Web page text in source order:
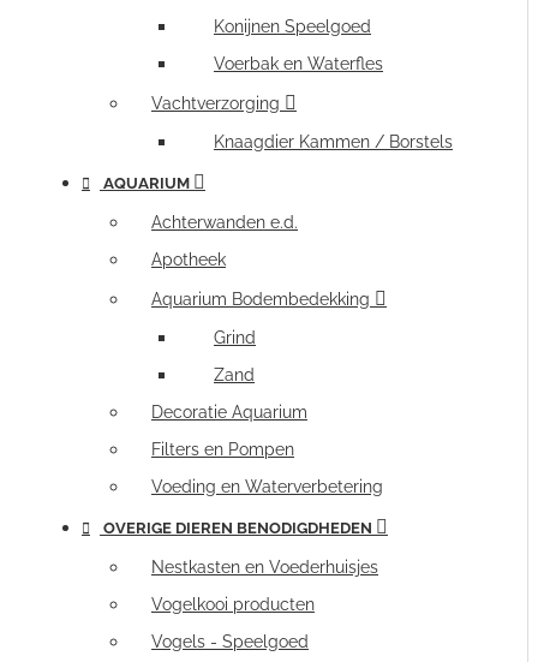
Konijnen Speelgoed
Voerbak en Waterfles
Vachtverzorging
Knaagdier Kammen / Borstels
AQUARIUM
Achterwanden e.d.
Apotheek
Aquarium Bodembedekking
Grind
Zand
Decoratie Aquarium
Filters en Pompen
Voeding en Waterverbetering
OVERIGE DIEREN BENODIGDHEDEN
Nestkasten en Voederhuisjes
Vogelkooi producten
Vogels - Speelgoed